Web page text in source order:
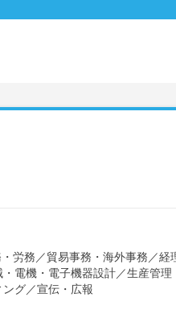
労務 ／貿易事務・海外事務 ／経
・電機・電子機器設計／生産管理
ング／宣伝・広報